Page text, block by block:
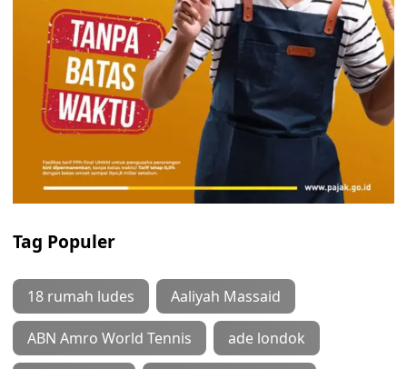
Tag Populer
18 rumah ludes Aaliyah Massaid
ABN Amro World Tennis ade londok